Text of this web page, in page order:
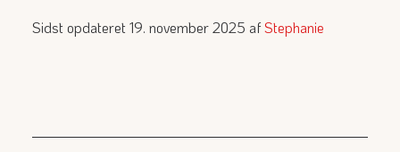
Sidst opdateret 19. november 2025 afStephanie